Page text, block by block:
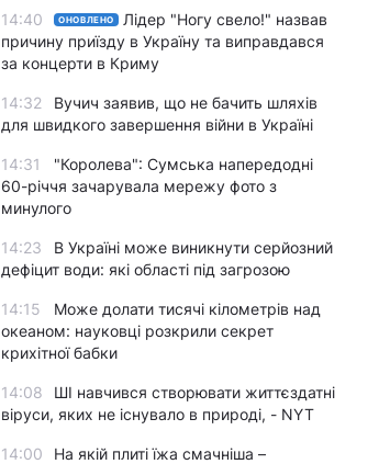
14:40 ОНОВЛЕНО
Лідер "Ногу свело!" назвав
причину приїзду в Україну та виправдався
за концерти в Криму
14:32
Вучич заявив, що не бачить шляхів
для швидкого завершення війни в Україні
14:31
"Королева": Сумська напередодні
60-річчя зачарувала мережу фото з
минулого
14:23
В Україні може виникнути серйозний
дефіцит води: які області під загрозою
14:15
Може долати тисячі кілометрів над
океаном: науковці розкрили секрет
крихітної бабки
14:08
ШІ навчився створювати життєздатні
віруси, яких не існувало в природі, - NYT
14:00
На якій плиті їжа смачніша –